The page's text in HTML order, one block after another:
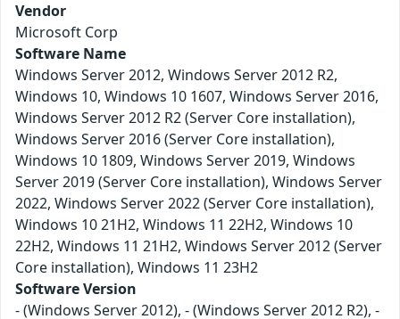
Vendor
Microsoft Corp
Software Name
Windows Server 2012, Windows Server 2012 R2,
Windows 10, Windows 10 1607, Windows Server 2016,
Windows Server 2012 R2 (Server Core installation),
Windows Server 2016 (Server Core installation),
Windows 10 1809, Windows Server 2019, Windows
Server 2019 (Server Core installation), Windows Server
2022, Windows Server 2022 (Server Core installation),
Windows 10 21H2, Windows 11 22H2, Windows 10
22H2, Windows 11 21H2, Windows Server 2012 (Server
Core installation), Windows 11 23H2
Software Version
- (Windows Server 2012), - (Windows Server 2012 R2), -